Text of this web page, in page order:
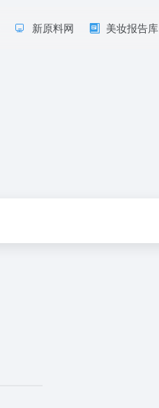
新原料网 美妆报告库